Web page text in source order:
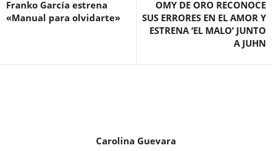
Franko García estrena
«Manual para olvidarte»
OMY DE ORO RECONOCE
SUS ERRORES EN EL AMOR Y
ESTRENA ‘EL MALO’ JUNTO
A JUHN
Carolina Guevara